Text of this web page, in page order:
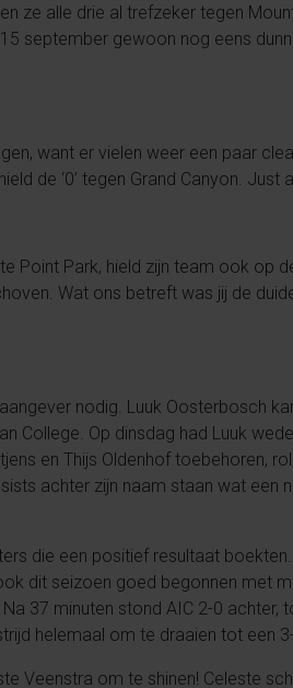
ze alle drie al trefzeker tegen
september gewoon nog eens
want er vielen weer een paar
de ‘0’ tegen Grand Canyon. Just
Point Park, hield zijn team ook op
Wat ons betreft was jij de
nodig. Luuk Oosterbosch
College. Op dinsdag had Luuk
en Thijs Oldenhof toebehoren,
achter zijn naam staan wat een
die een positief resultaat
dit seizoen goed begonnen met
Na 37 minuten stond AIC 2-0 achter,
helemaal om te draaien tot een
Veenstra om te shinen! Celeste